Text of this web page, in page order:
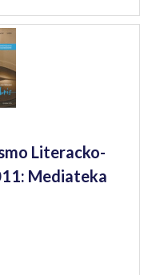
Literacko-
Mediateka